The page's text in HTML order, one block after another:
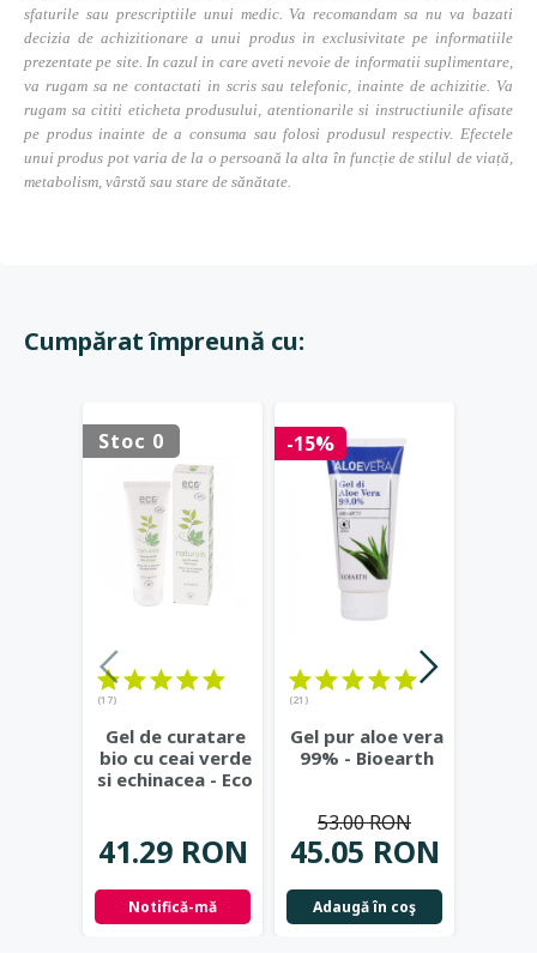
sfaturile sau prescriptiile unui medic. Va recomandam sa nu va bazati
decizia de achizitionare a unui produs in exclusivitate pe informatiile
prezentate pe site. In cazul in care aveti nevoie de informatii suplimentare,
va rugam sa ne contactati in scris sau telefonic, inainte de achizitie. Va
rugam sa cititi eticheta produsului, atentionarile si instructiunile afisate
pe produs inainte de a consuma sau folosi produsul respectiv. Efectele
unui produs pot varia de la o persoană la alta în funcție de stilul de viață,
metabolism, vârstă sau stare de sănătate.
Cumpărat împreună cu:
Stoc 0
(17)
Gel de curatare
bio cu ceai verde
si echinacea - Eco
41.29 RON
Notifică-mă
-15%
(21)
Gel pur aloe vera
99% - Bioearth
45.05 RON
53.00 RON
Adaugă în coş